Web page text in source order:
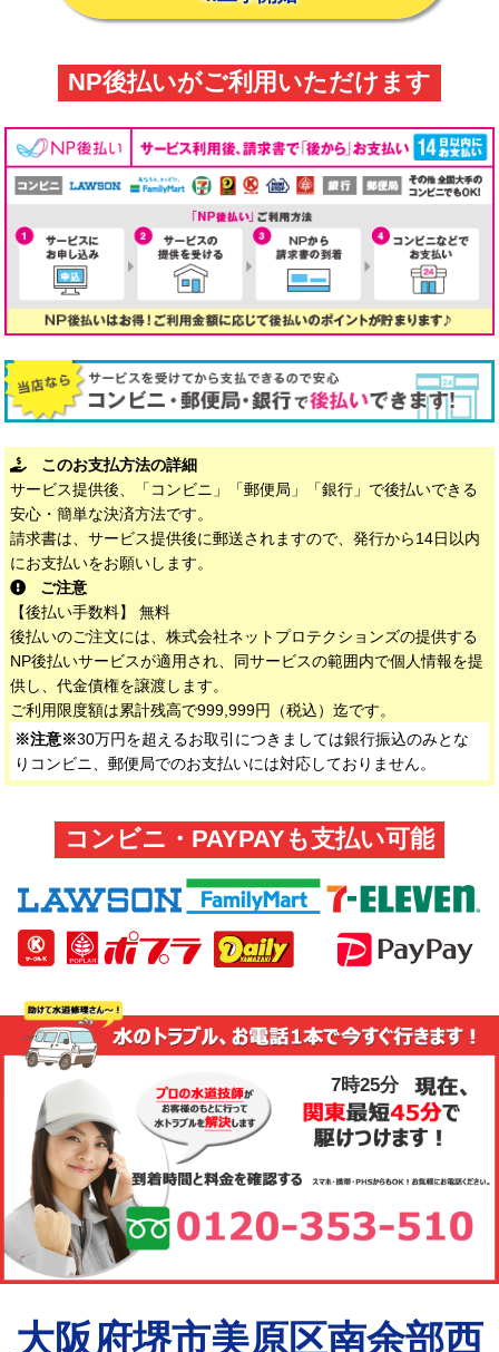
NP後払いがご利用いただけます
このお支払方法の詳細
サービス提供後、「コンビニ」「郵便局」「銀行」で後払いできる
安心・簡単な決済方法です。
請求書は、サービス提供後に郵送されますので、発行から14日以内
にお支払いをお願いします。
ご注意
【後払い手数料】 無料
後払いのご注文には、株式会社ネットプロテクションズの提供する
NP後払いサービスが適用され、同サービスの範囲内で個人情報を提
供し、代金債権を譲渡します。
ご利用限度額は累計残高で999,999円（税込）迄です。
※注意※30万円を超えるお取引につきましては銀行振込のみとな
りコンビニ、郵便局でのお支払いには対応しておりません。
コンビニ・PAYPAYも支払い可能
7時25分
大阪府堺市美原区南余部西